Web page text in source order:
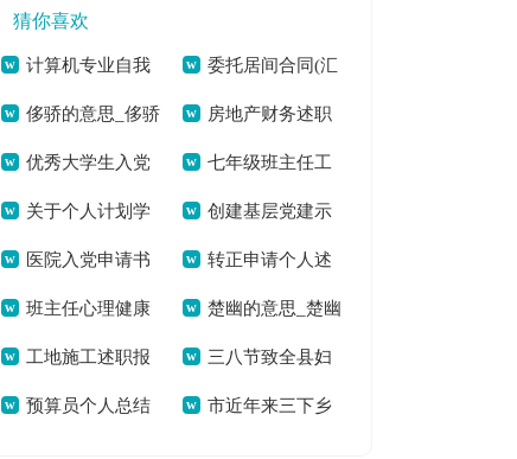
文共2929字]
做一位有温度的教师
[本文共1007字]
猜你喜欢
计算机专业自我
评价[本文共2740字]
委托居间合同(汇
编13篇)[本文共
14701字]
侈骄的意思_侈骄
的拼音[本文共34字]
房地产财务述职
报告(6篇)[本文共
10088字]
优秀大学生入党
申请书范文4000字
[本文共2349字]
七年级班主任工
作总结【热】[本文
共29918字]
关于个人计划学
生会汇编10篇[本文
共10986字]
创建基层党建示
范村工作汇报(精选
多篇)[本文共7432
字]
医院入党申请书
(精选多篇)[本文共
7692字]
转正申请个人述
职(精选多篇)[本文共
4920字]
班主任心理健康
培训总结(通用5篇)
[本文共9576字]
楚幽的意思_楚幽
的拼音[本文共36字]
工地施工述职报
告[本文共3078字]
三八节致全县妇
女姐妹的感谢信[本
预算员个人总结 市近年来三下乡